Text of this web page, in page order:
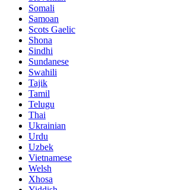
Somali
Samoan
Scots Gaelic
Shona
Sindhi
Sundanese
Swahili
Tajik
Tamil
Telugu
Thai
Ukrainian
Urdu
Uzbek
Vietnamese
Welsh
Xhosa